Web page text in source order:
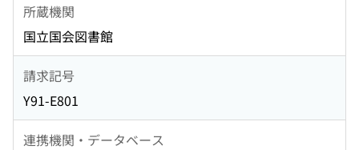
所蔵機関
国立国会図書館
請求記号
Y91-E801
連携機関・データベース